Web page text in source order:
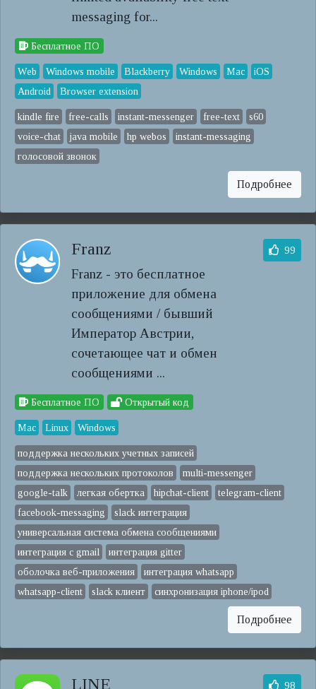
messaging for...
Бесплатное ПО
Web Windows mobile Blackberry Windows Mac
iOS
Android
Browser extension
kindle fire free-calls instant-messenger free-text
s60
voice-chat
java mobile hp webos
instant-messaging
голосовой звонок
Подробнее
Franz
Franz - это бесплатное
приложение для обмена
сообщениями / бывший
Император Австрии,
сочетающее чат и обмен
сообщениями ...
99
Бесплатное ПО Открытый код
Mac Linux Windows
поддержка нескольких учетных записей
поддержка нескольких протоколов
multi-messenger
google-talk
легкая обертка hipchat-client
telegram-client
facebook-messaging
slack интеграция
универсальная система обмена сообщениями
интеграция с gmail
интеграция gitter
оболочка веб-приложения
интеграция whatsapp
whatsapp-client
slack клиент синхронизация iphone/ipod
Подробнее
LINE 98